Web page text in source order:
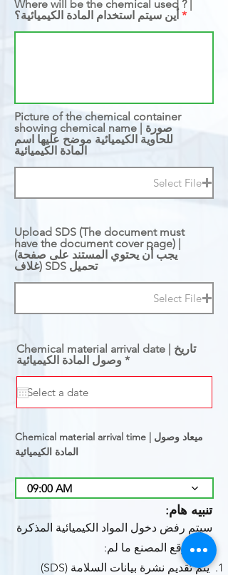
Where will be the chemical used ? |
أين سيتم استخدام المادة الكيميائية؟
Picture of the chemical container
showing chemical name | صورة
للحاوية الكيميائية موضح عليها اسم
المادة الكيميائية
Select File
Upload SDS (The document must
have the document cover page) |
(يجب أن يحتوي المستند على صفحة
غلاف) SDS تحميل
Select File
Chemical material arrival date | تاريخ
وصول المادة الكيميائية *r
i
d
Chemical material arrival time | ميعاد وصول
المادة الكيميائية
09:00 AM
تنبيه هام:
سيتم رفض دخول المواد الكيميائية المذكرة
إلى موقع المصنع ما لم:
يتم تقديم نشرة بيانات السلامة (SDS)